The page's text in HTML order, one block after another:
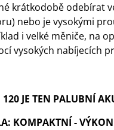
krátkodobě odebírat
nebo je vysokými
i velké měniče, na
vysokých nabíjecích
JE TEN PALUBNÍ
KOMPAKTNÍ -